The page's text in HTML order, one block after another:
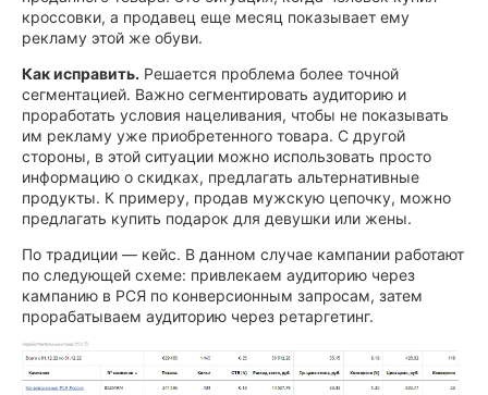
кроссовки, а продавец еще месяц показывает ему
рекламу этой же обуви.
Как исправить. Решается проблема более точной
сегментацией. Важно сегментировать аудиторию и
проработать условия нацеливания, чтобы не показывать
им рекламу уже приобретенного товара. С другой
стороны, в этой ситуации можно использовать просто
информацию о скидках, предлагать альтернативные
продукты. К примеру, продав мужскую цепочку, можно
предлагать купить подарок для девушки или жены.
По традиции — кейс. В данном случае кампании работают
по следующей схеме: привлекаем аудиторию через
кампанию в РСЯ по конверсионным запросам, затем
прорабатываем аудиторию через ретаргетинг.